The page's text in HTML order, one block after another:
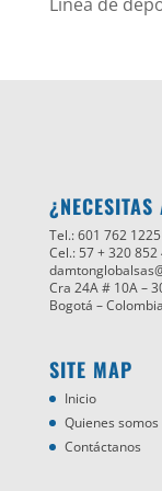
Tel.: 601 762 1225
Cel.: 57 + 320 852
Cra 24A # 10A –
Bogotá – Colombia
SITE MAP
Inicio
Quienes somos
Contáctanos